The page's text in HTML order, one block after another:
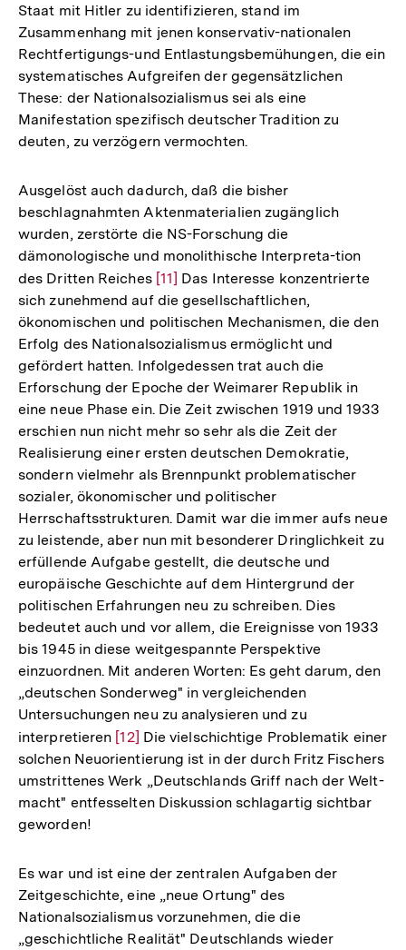
Fußnote
Staat mit Hitler zu identifizieren, stand im
Zusammenhang mit jenen konservativ-nationalen
Rechtfertigungs-und Entlastungsbemühungen, die ein
systematisches Aufgreifen der gegensätzlichen
These: der Nationalsozialismus sei als eine
Manifestation spezifisch deutscher Tradition zu
deuten, zu verzögern vermochten.
Ausgelöst auch dadurch, daß die bisher
beschlagnahmten Aktenmaterialien zugänglich
wurden, zerstörte die NS-Forschung die
dämonologische und monolithische Interpreta-tion
des Dritten Reiches Zur
Auflösung
der
Fußnote
[11] Das Interesse konzentrierte
sich zunehmend auf die gesellschaftlichen,
ökonomischen und politischen Mechanismen, die den
Erfolg des Nationalsozialismus ermöglicht und
gefördert hatten. Infolgedessen trat auch die
Erforschung der Epoche der Weimarer Republik in
eine neue Phase ein. Die Zeit zwischen 1919 und 1933
erschien nun nicht mehr so sehr als die Zeit der
Realisierung einer ersten deutschen Demokratie,
sondern vielmehr als Brennpunkt problematischer
sozialer, ökonomischer und politischer
Herrschaftsstrukturen. Damit war die immer aufs neue
zu leistende, aber nun mit besonderer Dringlichkeit zu
erfüllende Aufgabe gestellt, die deutsche und
europäische Geschichte auf dem Hintergrund der
politischen Erfahrungen neu zu schreiben. Dies
bedeutet auch und vor allem, die Ereignisse von 1933
bis 1945 in diese weitgespannte Perspektive
einzuordnen. Mit anderen Worten: Es geht darum, den
„deutschen Sonderweg" in vergleichenden
Untersuchungen neu zu analysieren und zu
interpretieren Zur
Auflösung
der
Fußnote
[12] Die vielschichtige Problematik einer
solchen Neuorientierung ist in der durch Fritz Fischers
umstrittenes Werk „Deutschlands Griff nach der Welt-
macht" entfesselten Diskussion schlagartig sichtbar
geworden!
Es war und ist eine der zentralen Aufgaben der
Zeitgeschichte, eine „neue Ortung" des
Nationalsozialismus vorzunehmen, die die
„geschichtliche Realität" Deutschlands wieder